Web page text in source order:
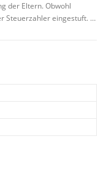
der Eltern. Obwohl
Steuerzahler eingestuft. …